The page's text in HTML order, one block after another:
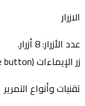
الازرار
عدد الأزرار: 8 أزرار.
زر الإيماءات (Gesture button): متوفر (نعم).
تقنيات وأنواع التمرير